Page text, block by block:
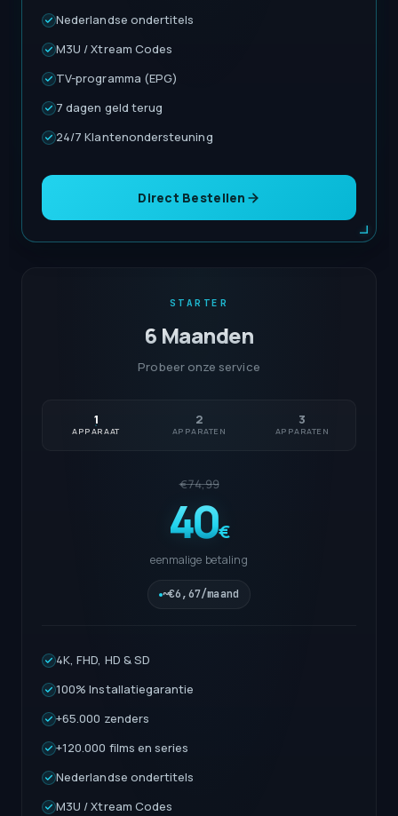
STARTER
6 Maanden
Probeer onze service
1
APPARAAT
2
APPARATEN
3
APPARATEN
€74,99
40€
eenmalige betaling
~€6,67/maand
4K, FHD, HD & SD
100% Installatiegarantie
+65.000 zenders
+120.000 films en series
Nederlandse ondertitels
M3U / Xtream Codes
Nederlandse ondertitels
M3U / Xtream Codes
TV-programma (EPG)
7 dagen geld terug
24/7 Klantenondersteuning
Direct Bestellen